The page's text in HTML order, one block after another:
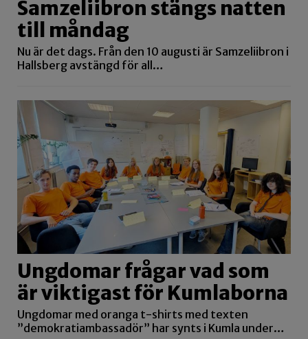
Samzeliibron stängs natten
till måndag
Nu är det dags. Från den 10 augusti är Samzeliibron i
Hallsberg avstängd för all…
Ungdomar frågar vad som
är viktigast för Kumlaborna
Ungdomar med oranga t-shirts med texten
”demokratiambassadör” har synts i Kumla under…